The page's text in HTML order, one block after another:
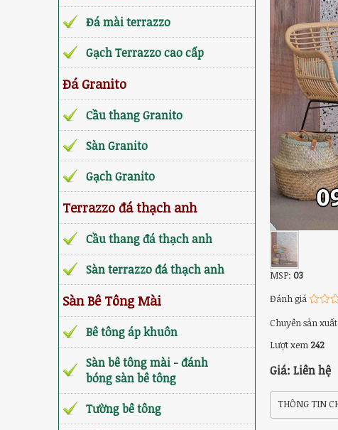
Đá mài terrazzo
Gạch Terrazzo cao cấp
Đá Granito
Cầu thang Granito
Sàn Granito
Gạch Granito
Terrazzo đá thạch anh
Cầu thang đá thạch anh
Sàn terrazzo đá thạch anh
Sàn Bê Tông Mài
Bê tông áp khuôn
Sàn bê tông mài - đánh
bóng sàn bê tông
Tường bê tông
MSP: 03
Đánh giá
Chuyên sản
Lượt xem 242
Giá: Liên hệ
THÔNG TIN